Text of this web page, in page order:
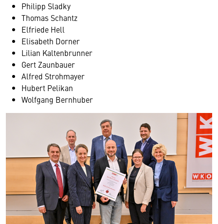
Philipp Sladky
Thomas Schantz
Elfriede Hell
Elisabeth Dorner
Lilian Kaltenbrunner
Gert Zaunbauer
Alfred Strohmayer
Hubert Pelikan
Wolfgang Bernhuber